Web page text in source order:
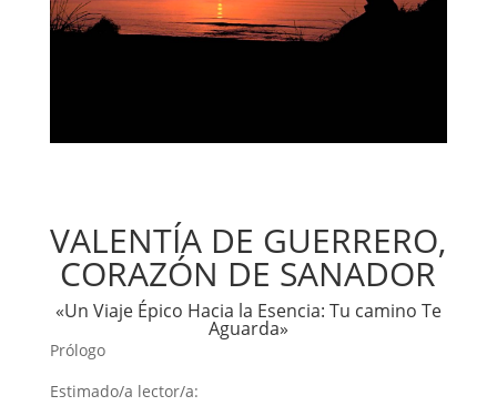
VALENTÍA DE GUERRERO,
CORAZÓN DE SANADOR
«Un Viaje Épico Hacia la Esencia: Tu camino Te
Aguarda»
Prólogo
Estimado/a lector/a: